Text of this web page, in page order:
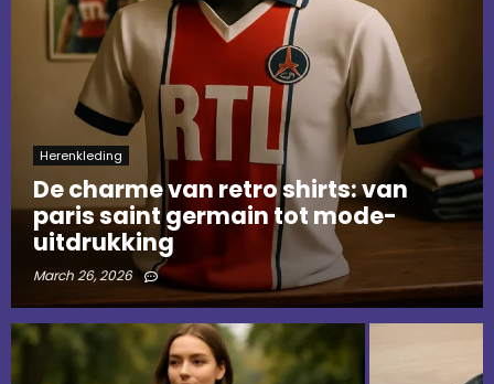
Herenkleding
De charme van retro shirts: van
paris saint germain tot mode-
uitdrukking
March 26, 2026